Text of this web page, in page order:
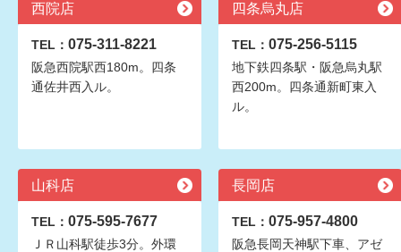
西院店
TEL： 075-311-8221
阪急西院駅西180m。四条
通佐井西入ル。
四条烏丸店
TEL： 075-256-5115
地下鉄四条駅・阪急烏丸駅
西200m。四条通新町東入
ル。
山科店
TEL： 075-595-7677
ＪＲ山科駅徒歩3分。外環
長岡店
TEL： 075-957-4800
阪急長岡天神駅下車、アゼ